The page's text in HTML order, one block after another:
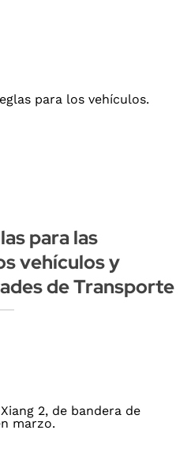
para las
vehículos y
de Transporte